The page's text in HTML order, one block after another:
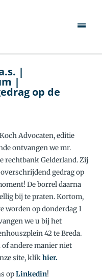
|
|
op de
Advocaten, editie
ontvangen we mr.
rechtbank Gelderland. Zij
gedrag op
De borrel daarna
bij te praten. Kortom,
worden op donderdag 1
we u bij het
42 te Breda.
andere manier niet
site, klikhier.
opLinkedin!